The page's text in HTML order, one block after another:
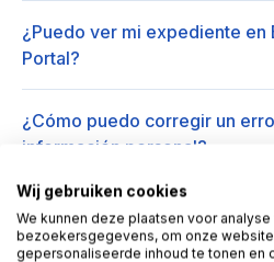
¿Puedo ver mi expediente en
Portal?
¿Cómo puedo corregir un
información personal?
Wij gebruiken cookies
We kunnen deze plaatsen voor analyse
bezoekersgegevens, om onze
gepersonaliseerde inhoud te tonen